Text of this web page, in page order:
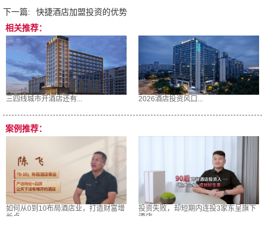
下一篇:
快捷酒店加盟投资的优势
相关推荐：
三四线城市开酒店还有... 2026酒店投资风口...
案例推荐：
如何从0到10布局酒店业，打造财富增
长点
投资失败，却短期内连投3家东呈旗下
酒店